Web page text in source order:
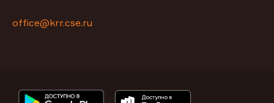
office@krr.cse.ru